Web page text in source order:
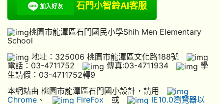
石門小智鈴AI客服
桃園市龍潭區石門國民小學Shih Men Elementary
School
地址：325006 桃園市龍潭區文化路188號
電話：03-4711752
傳真:03-4711934
學
生請假：03-4711752轉9
本網站由 桃園市龍潭區石門國小設計，請用
Chrome 、 FireFox 或
IE10.0瀏覽器以